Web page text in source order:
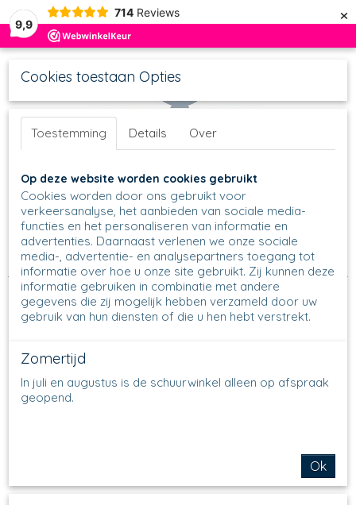
9,9
714 Reviews ×
Geen producten
Home>Schalen>Ronde Schalen >Salad Bowl & Ramekin
Salad Bowl / Ramekin - 209 - Ø 16 cm> 209 - Salad Bowl /
Ramekin - 70A - Blue Eyes
Cookies toestaan Opties
Toestemming Details Over
Op deze website worden cookies gebruikt
Cookies worden door ons gebruikt voor
verkeersanalyse, het aanbieden van sociale media-
functies en het personaliseren van informatie en
advertenties. Daarnaast verlenen we onze sociale
media-, advertentie- en analysepartners toegang tot
informatie over hoe u onze site gebruikt. Zij kunnen deze
informatie gebruiken in combinatie met andere
gegevens die zij mogelijk hebben verzameld door uw
gebruik van hun diensten of die u hen hebt verstrekt.
Zomertijd
In juli en augustus is de schuurwinkel alleen op afspraak
geopend.
Ok